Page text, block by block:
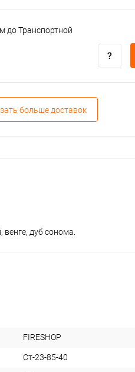
до Транспортной
больше доставок
дуб сонома.
FIRESHOP
Ст-23-85-40